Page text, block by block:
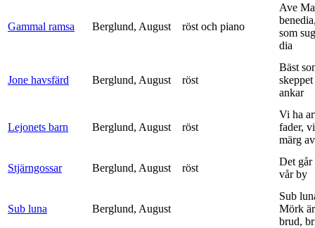
Gammal ramsa Berglund, August röst och piano
Ave
som
dia
Jone havsfärd Berglund, August röst
Bäst
ankar
Lejonets barn Berglund, August röst
Vi ha
fader,
märg
Stjärngossar Berglund, August röst
Det går
vår by
Sub luna Berglund, August
Sub
Mörk
brud,